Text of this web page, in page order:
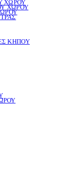
ΧΩΡΟΥ
ΧΩΡΟΥ
ΚΗΠΟΥ